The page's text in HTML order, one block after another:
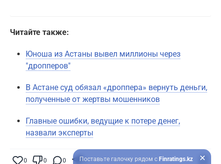
Читайте также:
Юноша из Астаны вывел миллионы через
"дропперов"
В Астане суд обязал «дроппера» вернуть деньги,
полученные от жертвы мошенников
Главные ошибки, ведущие к потере денег,
назвали эксперты
0 0 0 0
Поставьте галочку рядом с Finratings.kz